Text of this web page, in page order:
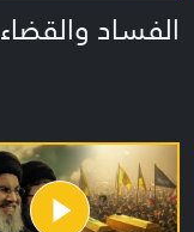
الفساد والقضاء